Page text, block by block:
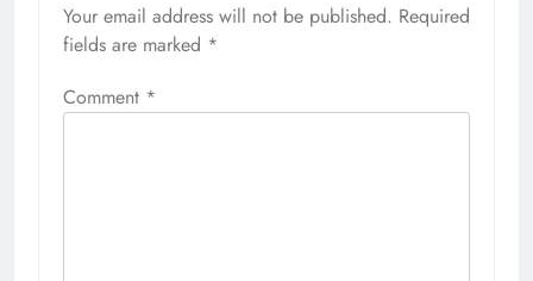
Your email address will not be published. Required
fields are marked *
Comment *